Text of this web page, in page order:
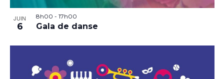
JUIN
6
8h00 - 17h00
Gala de danse